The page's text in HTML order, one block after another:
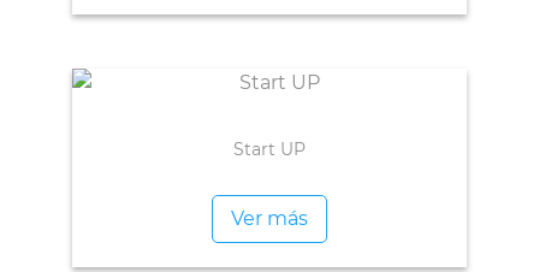
Start UP
Ver más